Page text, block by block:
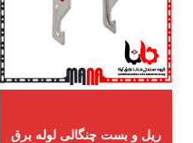
ریل و بست چنگالی لوله برق